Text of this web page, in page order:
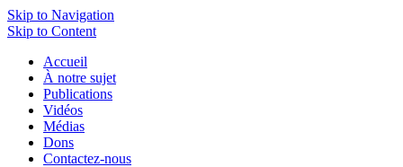
Skip to Navigation
Skip to Content
Accueil
À notre sujet
Publications
Vidéos
Médias
Dons
Contactez-nous